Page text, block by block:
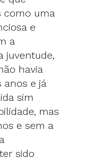
como uma
e
a
juventude,
havia
anos e já
sim
mas
e sem a
sido